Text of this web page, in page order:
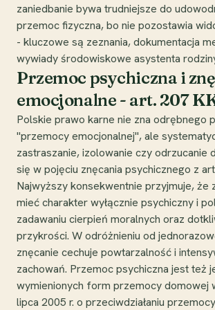
zaniedbanie bywa trudniejsze do
przemoc fizyczna, bo nie pozostawia
- kluczowe są zeznania, dokumentacja
wywiady środowiskowe asystenta
Przemoc psychiczna i
emocjonalne - art. 207
Polskie prawo karne nie zna odrębnego
"przemocy emocjonalnej", ale
zastraszanie, izolowanie czy odrzucanie
się w pojęciu znęcania psychicznego z
Najwyższy konsekwentnie przyjmuje, że
mieć charakter wyłącznie psychiczny i
zadawaniu cierpień moralnych oraz
przykrości. W odróżnieniu od
znęcanie cechuje powtarzalność i
zachowań. Przemoc psychiczna jest też
wymienionych form przemocy domowej
lipca 2005 r. o przeciwdziałaniu